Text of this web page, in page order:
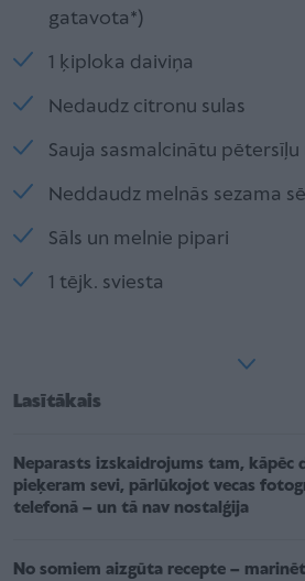
gatavota*)
1 ķiploka daiviņa
Nedaudz citronu sulas
Sauja sasmalcinātu pētersīļu
Neddaudz melnās sezama
Sāls un melnie pipari
1 tējk. sviesta
Lasītākais
Neparasts izskaidrojums tam, kāpēc
pieķeram sevi, pārlūkojot vecas
telefonā – un tā nav nostalģija
No somiem aizgūta recepte –